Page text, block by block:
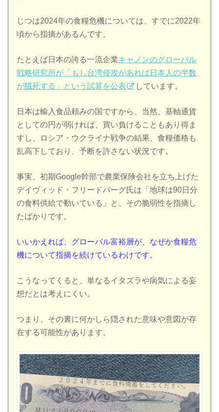
じつは2024年の食糧危機については、すでに2022年
頃から指摘があるんです。
たとえば日本の誇る一流企業キャノンのグローバル
戦略研究所が「もし台湾侵攻があれば日本人の半数
が餓死する」という試算を公表
しています。
日本は輸入食品頼みの国ですから、当然、基軸通貨
としての円が弱ければ、買い負けることもあり得ま
すし、ロシア・ウクライナ戦争の結果、食糧価格も
乱高下しており、予断を許さない状況です。
事実、初期Google幹部で農業保険会社を立ち上げた
デイヴィッド・フリードバーグ氏は「地球は90日分
の食料供給で動いている」と、その脆弱性を指摘し
たばかりです。
いいかえれば、グローバル富裕層が、なぜか食糧危
機について指摘を続けているわけです。
こうなってくると、単なるイタズラや病気による妄
想だとは考えにくい。
つまり、その裏に何かしら隠された意味や意図が存
在する可能性があります。